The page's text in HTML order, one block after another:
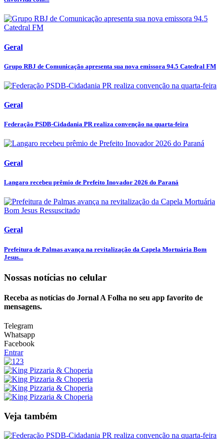
Geral
Grupo RBJ de Comunicação apresenta sua nova emissora 94.5 Catedral FM
Geral
Federação PSDB-Cidadania PR realiza convenção na quarta-feira
Geral
Langaro recebeu prêmio de Prefeito Inovador 2026 do Paraná
Geral
Prefeitura de Palmas avança na revitalização da Capela Mortuária Bom
Jesus...
Nossas notícias no celular
Receba as notícias do Jornal A Folha no seu app favorito de
mensagens.
Telegram
Whatsapp
Facebook
Entrar
Veja também